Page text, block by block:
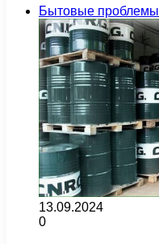
Бытовые проблемы
13.09.2024
0